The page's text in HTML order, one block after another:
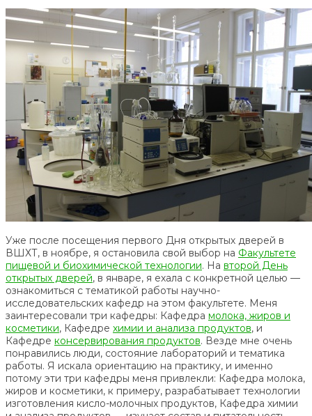
Уже после посещения первого Дня открытых дверей в
ВШХТ, в ноябре, я остановила свой выбор на Факультете
пищевой и биохимической технологии. На второй День
открытых дверей, в январе, я ехала с конкретной целью —
ознакомиться с тематикой работы научно-
исследовательских кафедр на этом факультете. Меня
заинтересовали три кафедры: Кафедра молока, жиров и
косметики, Кафедре химии и анализа продуктов, и
Кафедре консервирования продуктов. Везде мне очень
понравились люди, состояние лабораторий и тематика
работы. Я искала ориентацию на практику, и именно
потому эти три кафедры меня привлекли: Кафедра молока,
жиров и косметики, к примеру, разрабатывает технологии
изготовления кисло-молочных продуктов, Кафедра химии